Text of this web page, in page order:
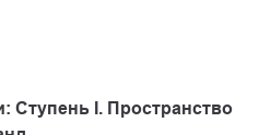
Ступень I. Пространство